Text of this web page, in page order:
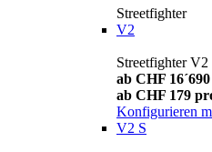
Streetfighter
V2
Streetfighter V2
ab CHF 16´690
ab CHF 179
Konfigurieren
V2 S